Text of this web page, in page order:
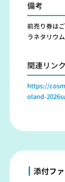
備考
前売り券は
ラネタリウ
関連リンク
https://
oland-
添付フ